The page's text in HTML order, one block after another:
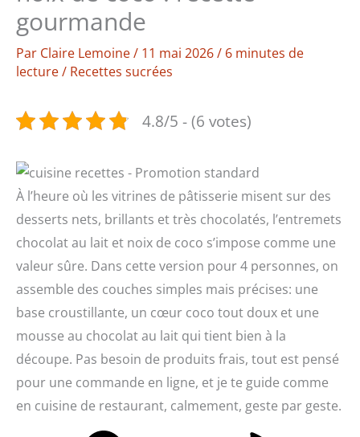
gourmande
Par Claire Lemoine/ 11 mai 2026/ 6 minutes de
lecture/ Recettes sucrées
4.8/5 - (6 votes)
À l’heure où les vitrines de pâtisserie misent sur des
desserts nets, brillants et très chocolatés, l’entremets
chocolat au lait et noix de coco s’impose comme une
valeur sûre. Dans cette version pour 4 personnes, on
assemble des couches simples mais précises: une
base croustillante, un cœur coco tout doux et une
mousse au chocolat au lait qui tient bien à la
découpe. Pas besoin de produits frais, tout est pensé
pour une commande en ligne, et je te guide comme
en cuisine de restaurant, calmement, geste par geste.